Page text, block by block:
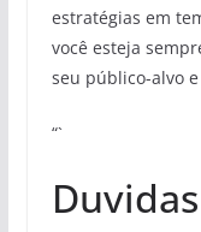
estratégias em
você esteja
seu público-alvo
“`